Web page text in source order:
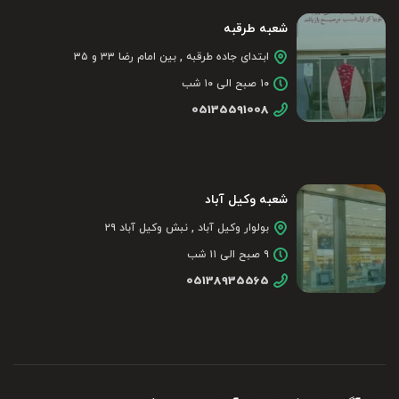
شعبه طرقبه
ابتدای جاده طرقبه , بین امام رضا ۳۳ و ۳۵
۱۰ صبح الی ۱۰ شب
05135591008
شعبه وکیل آباد
بولوار وکیل آباد , نبش وکیل آباد ۲۹
۹ صبح الی ۱۱ شب
05138935565